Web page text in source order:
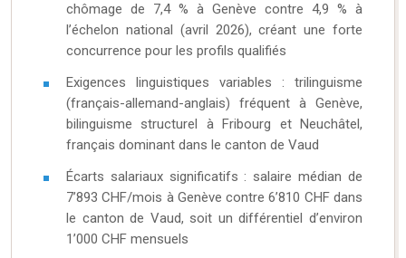
chômage de 7,4 % à Genève contre 4,9 % à
l’échelon national (avril 2026), créant une forte
concurrence pour les profils qualifiés
Exigences linguistiques variables : trilinguisme
(français-allemand-anglais) fréquent à Genève,
bilinguisme structurel à Fribourg et Neuchâtel,
français dominant dans le canton de Vaud
Écarts salariaux significatifs : salaire médian de
7’893 CHF/mois à Genève contre 6’810 CHF dans
le canton de Vaud, soit un différentiel d’environ
1’000 CHF mensuels